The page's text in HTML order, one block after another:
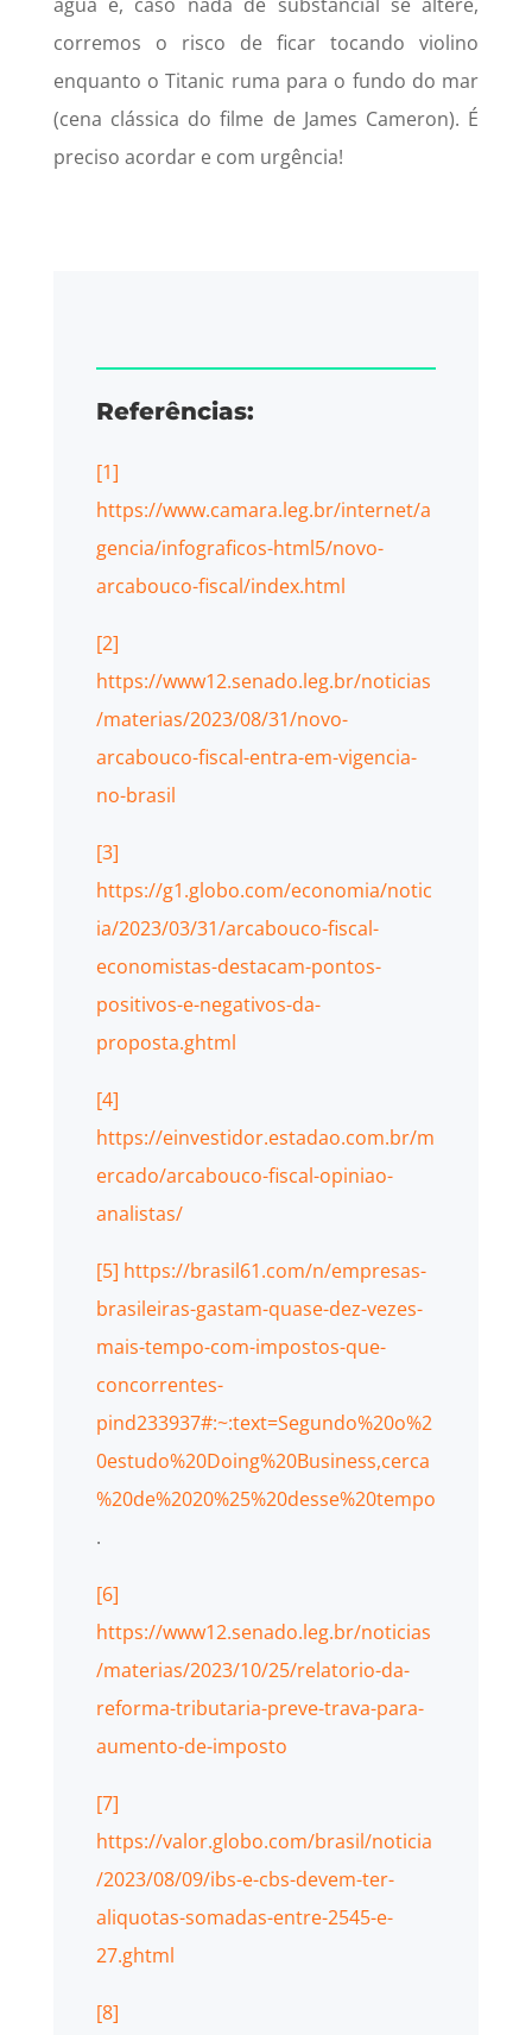
corremos o risco de ficar tocando violino
enquanto o Titanic ruma para o fundo do mar
(cena clássica do filme de James Cameron). É
preciso acordar e com urgência!
Referências:
[1]
https://www.camara.leg.br/internet/a
gencia/infograficos-html5/novo-
arcabouco-fiscal/index.html
[2]
https://www12.senado.leg.br/noticias
/materias/2023/08/31/novo-
arcabouco-fiscal-entra-em-vigencia-
no-brasil
[3]
https://g1.globo.com/economia/notic
ia/2023/03/31/arcabouco-fiscal-
economistas-destacam-pontos-
positivos-e-negativos-da-
proposta.ghtml
[4]
https://einvestidor.estadao.com.br/m
ercado/arcabouco-fiscal-opiniao-
analistas/
[5] https://brasil61.com/n/empresas-
brasileiras-gastam-quase-dez-vezes-
mais-tempo-com-impostos-que-
concorrentes-
pind233937#:~:text=Segundo%20o%2
0estudo%20Doing%20Business,cerca
%20de%2020%25%20desse%20tempo
.
[6]
https://www12.senado.leg.br/noticias
/materias/2023/10/25/relatorio-da-
reforma-tributaria-preve-trava-para-
aumento-de-imposto
[7]
https://valor.globo.com/brasil/noticia
/2023/08/09/ibs-e-cbs-devem-ter-
aliquotas-somadas-entre-2545-e-
27.ghtml
[8]